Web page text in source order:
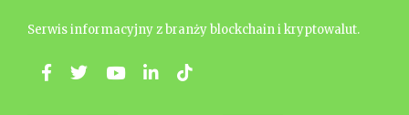
Serwis informacyjny z branży blockchain i kryptowalut.